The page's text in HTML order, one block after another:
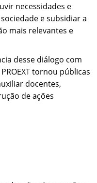
necessidades e
e subsidiar a
mais relevantes e
desse diálogo com
tornou públicas
docentes,
de ações